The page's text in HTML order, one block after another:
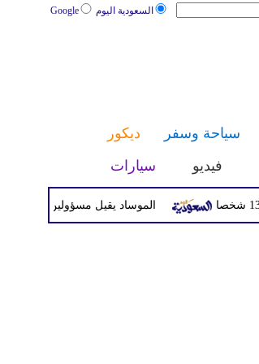
السعودية اليوم Google
سياحة وسفر
ديكور
فيديو سيارات
الموساد يقيل مسؤولين بارزين بعد